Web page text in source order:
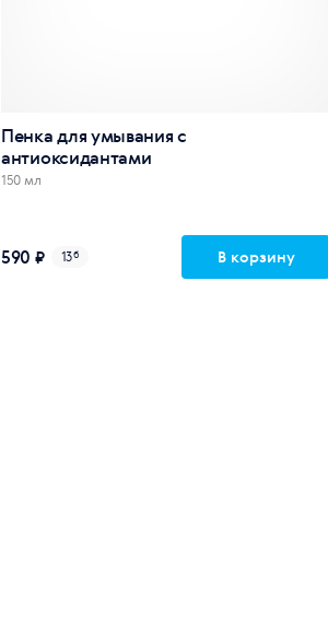
Пенка для умывания c
антиоксидантами
150 мл
590 ₽ 13б В корзину